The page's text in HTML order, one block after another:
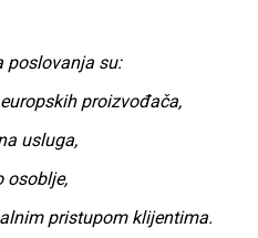
poslovanja su:
proizvođača,
usluga,
osoblje,
pristupom klijentima.